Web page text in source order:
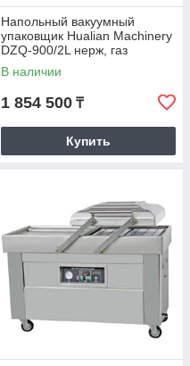
Напольный вакуумный
упаковщик Hualian Machinery
DZQ-900/2L нерж, газ
В наличии
1 854 500 ₸
Купить